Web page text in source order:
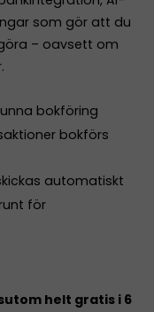
som gör att du
– oavsett om
bokföring
bokförs
automatiskt
för
helt gratis i 6